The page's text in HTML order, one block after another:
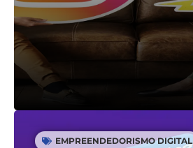
EMPREENDEDORISMO DIGITAL